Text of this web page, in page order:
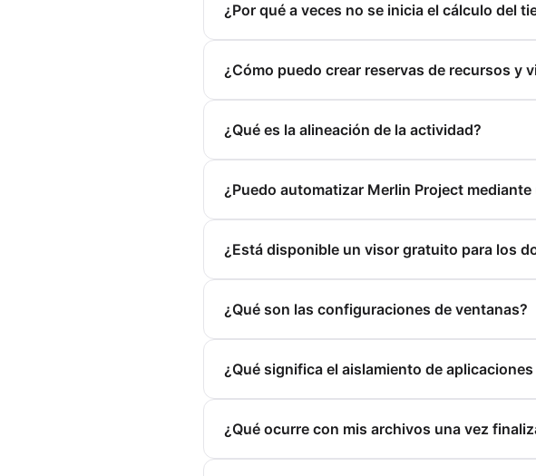
¿Por qué a veces no se inicia el cálculo del
¿Cómo puedo crear reservas de recursos y
¿Qué es la alineación de la actividad?
¿Puedo automatizar Merlin Project
¿Está disponible un visor gratuito para los
¿Qué son las configuraciones de ventanas?
¿Qué significa el aislamiento de
¿Qué ocurre con mis archivos una vez